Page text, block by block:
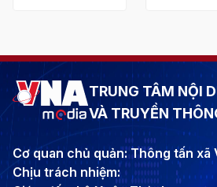
TRUNG TÂM NỘI
VÀ TRUYỀN
Cơ quan chủ quản: Thông tấn xã
Chịu trách nhiệm: